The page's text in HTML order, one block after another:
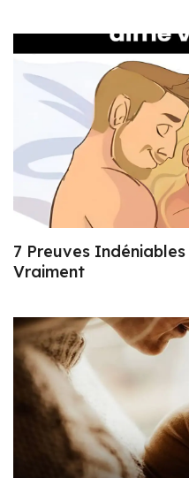
7 Preuves Indéniables
Vraiment